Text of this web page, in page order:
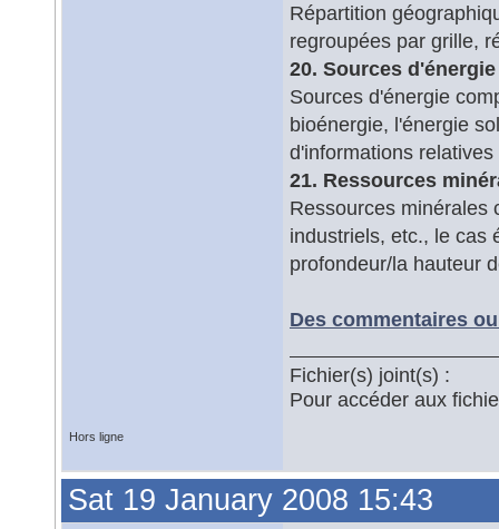
Répartition
regroupées par grille,
20. Sources d'énergie
Sources d'énergie
bioénergie, l'énergie
d'informations
21. Ressources
Ressources minérales
industriels, etc., le cas
profondeur/la hauteur
Des commentaires
Fichier(s) joint(s) :
Pour accéder aux
Hors ligne
Sat 19 January 2008 15:43